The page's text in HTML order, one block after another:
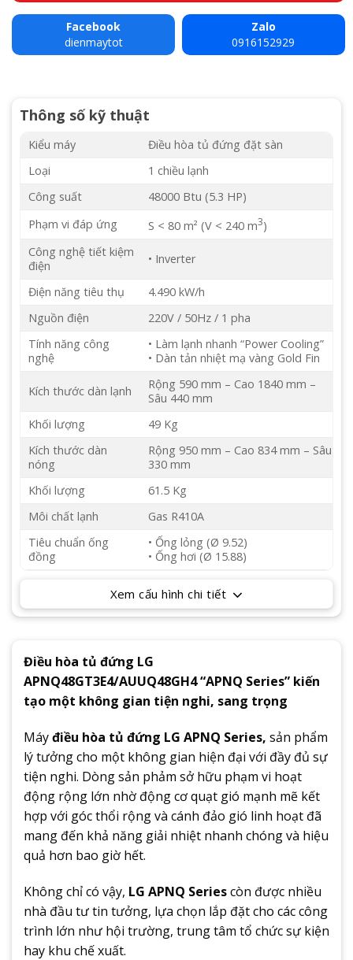
Facebook
dienmaytot
Zalo
0916152929
Điều hòa tủ đứng LG
APNQ48GT3E4/AUUQ48GH4 “APNQ Series” kiến
tạo một không gian tiện nghi, sang trọng
Máyđiều hòa tủ đứng LG APNQ Series, sản phẩm
lý tưởng cho một không gian hiện đại với đầy đủ sự
tiện nghi. Dòng sản phảm sở hữu phạm vi hoạt
động rộng lớn nhờ động cơ quạt gió mạnh mẽ kết
hợp với góc thổi rộng và cánh đảo gió linh hoạt đã
mang đến khả năng giải nhiệt nhanh chóng và hiệu
quả hơn bao giờ hết.
Không chỉ có vậy, LG APNQ Seriescòn được nhiều
nhà đầu tư tin tưởng, lựa chọn lắp đặt cho các công
trình lớn như hội trường, trung tâm tổ chức sự kiện
hay khu chế xuất.
Thông số kỹ thuật
Kiểu máy
Điều hòa tủ đứng đặt sàn
Loại
1 chiều lạnh
Công suất
48000 Btu (5.3 HP)
Phạm vi đáp ứng
S < 80 m² (V < 240 m3)
Công nghệ tiết kiệm
điện
• Inverter
Điện năng tiêu thụ
4.490 kW/h
Nguồn điện
220V / 50Hz / 1 pha
Tính năng công
nghệ
• Làm lạnh nhanh “Power Cooling”
• Dàn tản nhiệt mạ vàng Gold Fin
Kích thước dàn lạnh
Rộng 590 mm – Cao 1840 mm –
Sâu 440 mm
Khối lượng
49 Kg
Kích thước dàn
nóng
Rộng 950 mm – Cao 834 mm – Sâu
330 mm
Khối lượng
61.5 Kg
Môi chất lạnh
Gas R410A
Tiêu chuẩn ống
đồng
• Ống lỏng (Ø 9.52)
• Ống hơi (Ø 15.88)
Xem cấu hình chi tiết